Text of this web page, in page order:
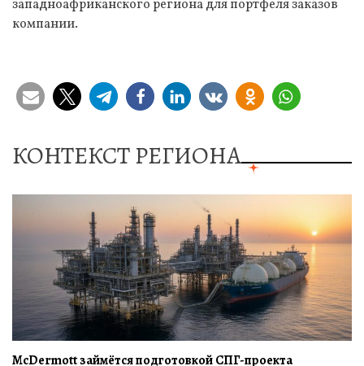
западноафриканского региона для портфеля заказов
компании.
КОНТЕКСТ РЕГИОНА
McDermott займётся подготовкой СПГ-проекта